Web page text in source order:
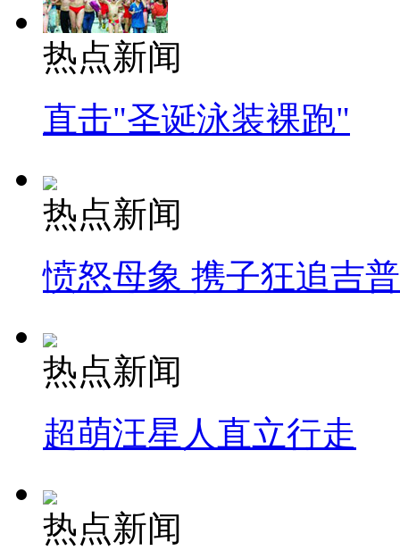
热点新闻
直击"圣诞泳装裸跑"
热点新闻
愤怒母象 携子狂追吉
热点新闻
超萌汪星人直立行走
热点新闻